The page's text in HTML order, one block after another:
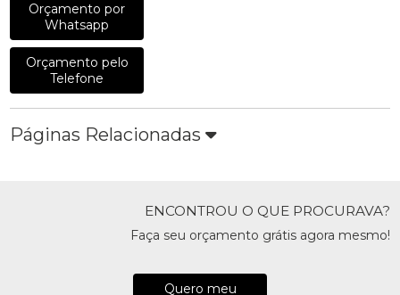
Orçamento por
Whatsapp
Orçamento pelo
Telefone
Páginas Relacionadas
ENCONTROU O QUE PROCURAVA?
Faça seu orçamento grátis agora mesmo!
Quero meu